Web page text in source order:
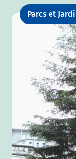
Parcs et